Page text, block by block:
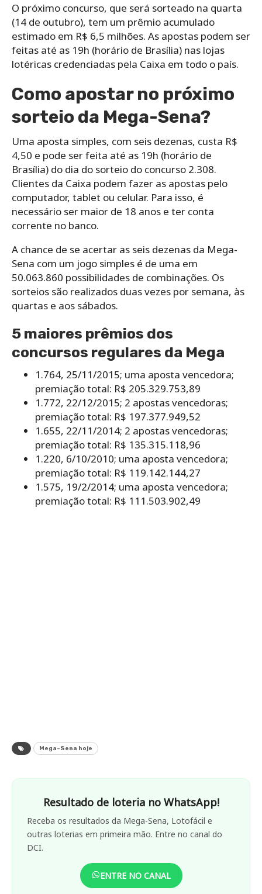
O próximo concurso, que será sorteado na quarta
(14 de outubro), tem um prêmio acumulado
estimado em R$ 6,5 milhões. As apostas podem ser
feitas até as 19h (horário de Brasília) nas lojas
lotéricas credenciadas pela Caixa em todo o país.
Como apostar no próximo
sorteio da Mega-Sena?
Uma aposta simples, com seis dezenas, custa R$
4,50 e pode ser feita até as 19h (horário de
Brasília) do dia do sorteio do concurso 2.308.
Clientes da Caixa podem fazer as apostas pelo
computador, tablet ou celular. Para isso, é
necessário ser maior de 18 anos e ter conta
corrente no banco.
A chance de se acertar as seis dezenas da Mega-
Sena com um jogo simples é de uma em
50.063.860 possibilidades de combinações. Os
sorteios são realizados duas vezes por semana, às
quartas e aos sábados.
5 maiores prêmios dos
concursos regulares da Mega
1.764, 25/11/2015; uma aposta vencedora;
premiação total: R$ 205.329.753,89
1.772, 22/12/2015; 2 apostas vencedoras;
premiação total: R$ 197.377.949,52
1.655, 22/11/2014; 2 apostas vencedoras;
premiação total: R$ 135.315.118,96
1.220, 6/10/2010; uma aposta vencedora;
premiação total: R$ 119.142.144,27
1.575, 19/2/2014; uma aposta vencedora;
premiação total: R$ 111.503.902,49
Mega-Sena hoje
Resultado de loteria no WhatsApp!
Receba os resultados da Mega-Sena, Lotofácil e
outras loterias em primeira mão. Entre no canal do
DCI.
ENTRE NO CANAL